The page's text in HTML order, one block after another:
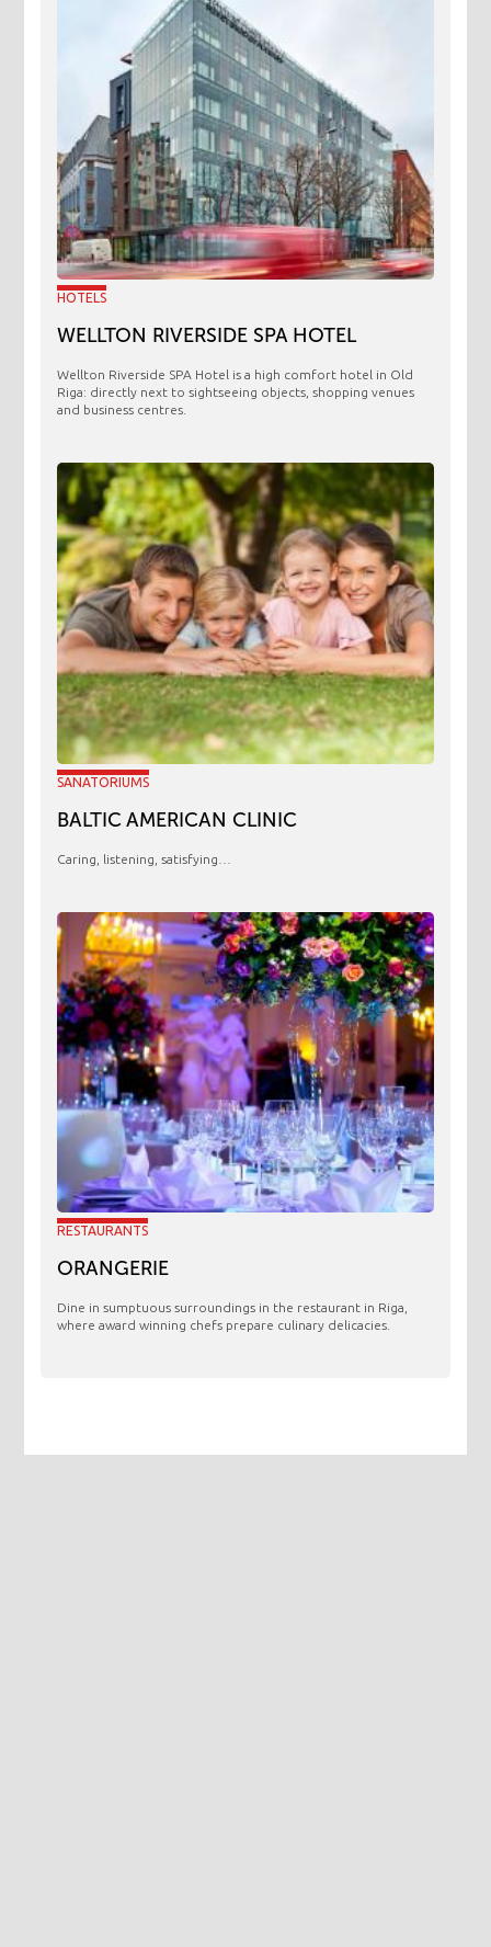
HOTELS
WELLTON RIVERSIDE SPA HOTEL
Wellton Riverside SPA Hotel is a high comfort hotel in Old
Riga: directly next to sightseeing objects, shopping venues
and business centres.
SANATORIUMS
BALTIC AMERICAN CLINIC
Caring, listening, satisfying…
RESTAURANTS
ORANGERIE
​Dine in sumptuous surroundings in the restaurant in Riga,
where award winning chefs prepare culinary delicacies.